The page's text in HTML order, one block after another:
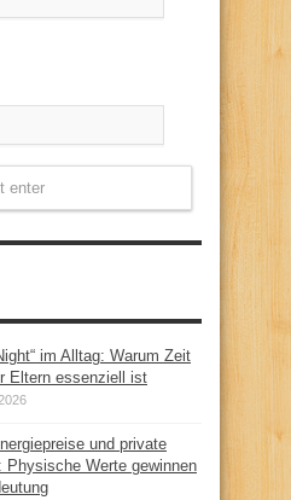
im Alltag: Warum Zeit
Eltern essenziell ist
und private
Physische Werte gewinnen